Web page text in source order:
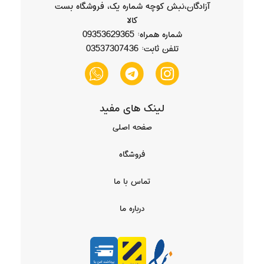
آزادگان،نبش کوچه شماره یک، فروشگاه بست
کالا
شماره همراه: 09353629365
تلفن ثابت: 03537307436
لینک های مفید
صفحه اصلی
فروشگاه
تماس با ما
درباره ما